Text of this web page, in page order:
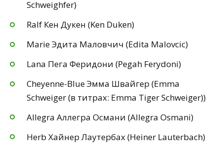
Schweighfer)
Ralf Кен Дукен (Ken Duken)
Marie Эдита Маловчич (Edita Malovcic)
Lana Пега Феридони (Pegah Ferydoni)
Cheyenne-Blue Эмма Швайгер (Emma
Schweiger (в титрах: Emma Tiger Schweiger))
Allegra Аллегра Османи (Allegra Osmani)
Herb Хайнер Лаутербах (Heiner Lauterbach)